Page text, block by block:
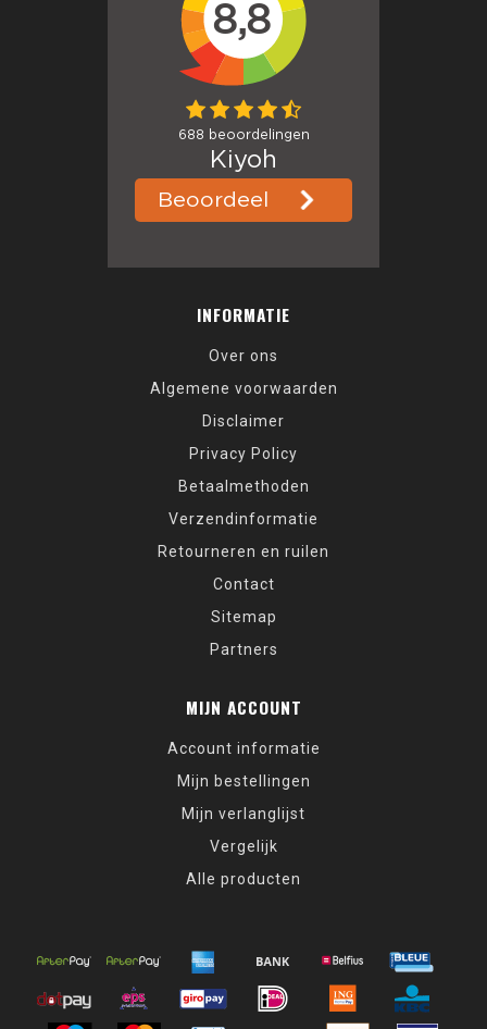
INFORMATIE
Over ons
Algemene voorwaarden
Disclaimer
Privacy Policy
Betaalmethoden
Verzendinformatie
Retourneren en ruilen
Contact
Sitemap
Partners
MIJN ACCOUNT
Account informatie
Mijn bestellingen
Mijn verlanglijst
Vergelijk
Alle producten